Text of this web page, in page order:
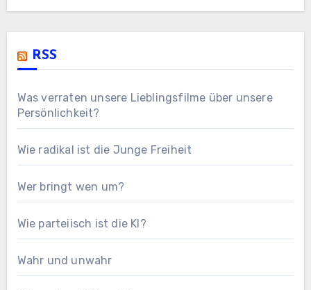
RSS
Was verraten unsere Lieblingsfilme über unsere
Persönlichkeit?
Wie radikal ist die Junge Freiheit
Wer bringt wen um?
Wie parteiisch ist die KI?
Wahr und unwahr